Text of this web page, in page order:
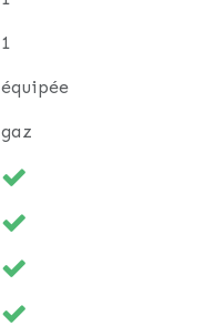
1
équipée
gaz